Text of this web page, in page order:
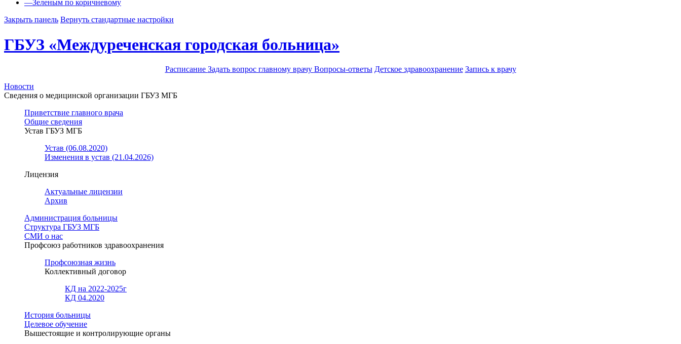
—Зеленым по коричневому
Закрыть панель Вернуть стандартные настройки
ГБУЗ «Междуреченская городская больница»
Расписание Задать вопрос главному врачу Вопросы-ответы Детское здравоохранение Запись к врачу
Новости
Сведения о медицинской организации ГБУЗ МГБ
Приветствие главного врача
Общие сведения
Устав ГБУЗ МГБ
Устав (06.08.2020)
Изменения в устав (21.04.2026)
Лицензия
Актуальные лицензии
Архив
Администрация больницы
Структура ГБУЗ МГБ
СМИ о нас
Профсоюз работников здравоохранения
Профсоюзная жизнь
Коллективный договор
КД на 2022-2025г
КД 04.2020
История больницы
Целевое обучение
Вышестоящие и контролирующие органы